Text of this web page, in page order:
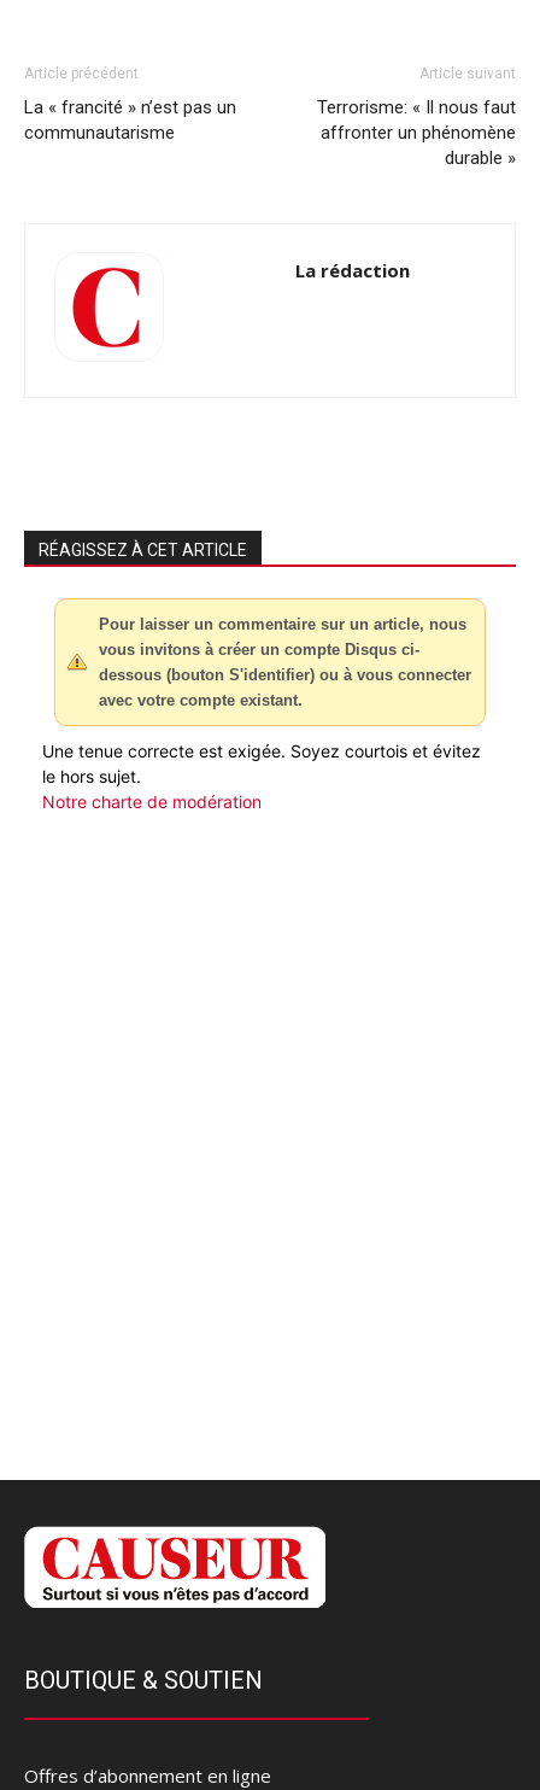
Article précédent
La « francité » n’est pas un
communautarisme
Article suivant
Terrorisme: « Il nous faut
affronter un phénomène
durable »
La rédaction
RÉAGISSEZ À CET ARTICLE
Pour laisser un commentaire sur un article, nous
vous invitons à créer un compte Disqus ci-
dessous (bouton S'identifier) ou à vous connecter
avec votre compte existant.
Une tenue correcte est exigée. Soyez courtois et évitez
le hors sujet.
Notre charte de modération
BOUTIQUE & SOUTIEN
Offres d’abonnement en ligne